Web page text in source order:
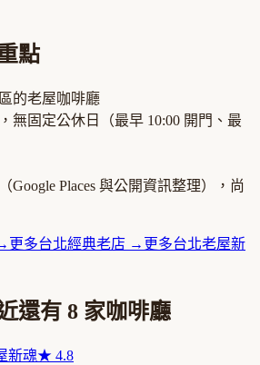
點
的老屋咖啡廳
無固定公休日 （最早 10:00 開門、最
Google Places 與公開資訊整理），尚
更多台北經典老店 → 更多台北老屋新
還有 8 家咖啡廳
新魂★ 4.8